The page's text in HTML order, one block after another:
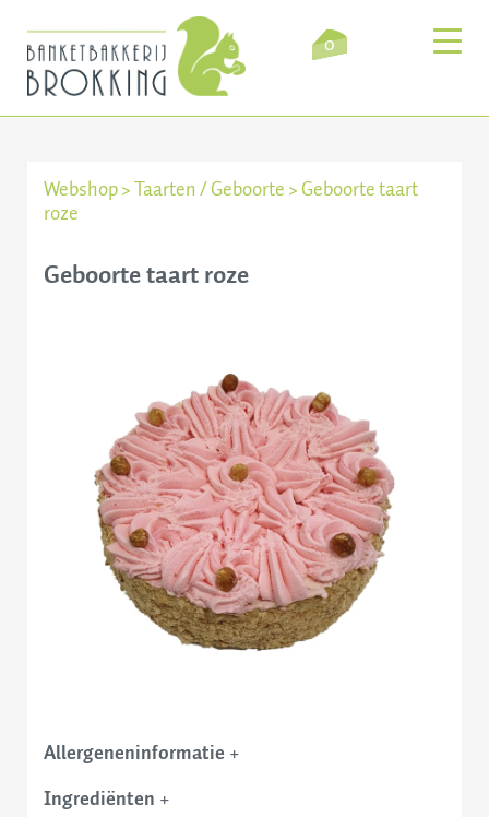
0
Webshop>Taarten/Geboorte>Geboorte taart
roze
Geboorte taart roze
Allergeneninformatie +
Ingrediënten +